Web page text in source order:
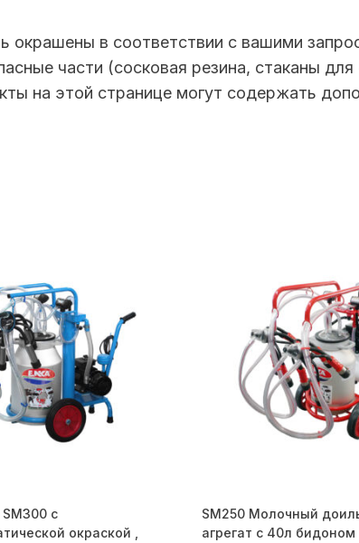
окрашены в соответствии с вашими
части (сосковая резина, стаканы
на этой странице могут содержать
с
окраской ,
SM250 Молочный
агрегат с 40л бидоном